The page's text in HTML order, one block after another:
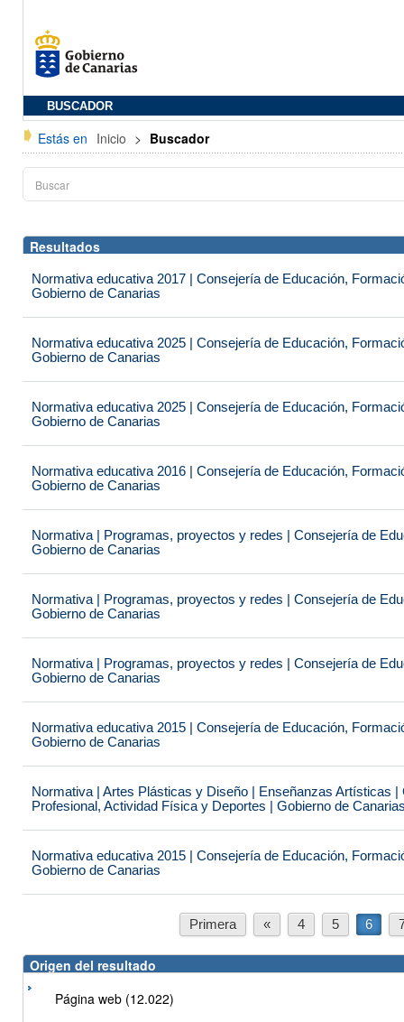
BUSCADOR
Estás en Inicio > Buscador
Resultados
Normativa educativa 2017 | Consejería de Educación,
Gobierno de Canarias
Normativa educativa 2025 | Consejería de Educación,
Gobierno de Canarias
Normativa educativa 2025 | Consejería de Educación,
Gobierno de Canarias
Normativa educativa 2016 | Consejería de Educación,
Gobierno de Canarias
Normativa | Programas, proyectos y redes | Consejería de
Gobierno de Canarias
Normativa | Programas, proyectos y redes | Consejería de
Gobierno de Canarias
Normativa | Programas, proyectos y redes | Consejería de
Gobierno de Canarias
Normativa educativa 2015 | Consejería de Educación,
Gobierno de Canarias
Normativa | Artes Plásticas y Diseño | Enseñanzas Artísticas
Profesional, Actividad Física y Deportes | Gobierno de
Normativa educativa 2015 | Consejería de Educación,
Gobierno de Canarias
Primera « 4 5 6
Origen del resultado
Página web (12.022)